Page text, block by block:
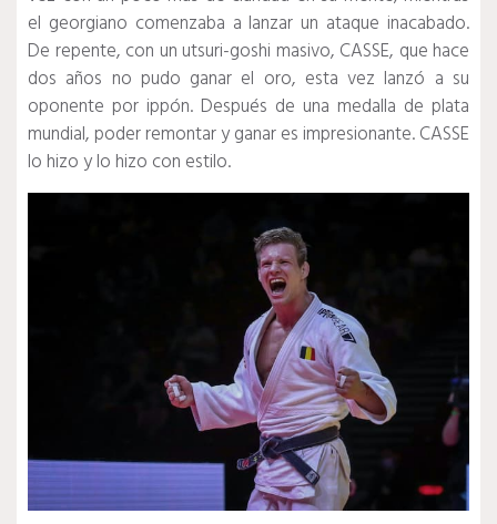
el georgiano comenzaba a lanzar un ataque inacabado.
De repente, con un utsuri-goshi masivo, CASSE, que hace
dos años no pudo ganar el oro, esta vez lanzó a su
oponente por ippón. Después de una medalla de plata
mundial, poder remontar y ganar es impresionante.CASSE
lo hizo y lo hizo con estilo.